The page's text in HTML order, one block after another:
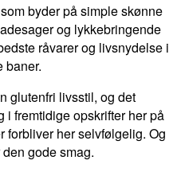
byder på simple skønne
og lykkebringende
råvarer og livsnydelse i
baner.
glutenfri livsstil, og det
i fremtidige opskrifter her på
forbliver her selvfølgelig. Og
gode smag.